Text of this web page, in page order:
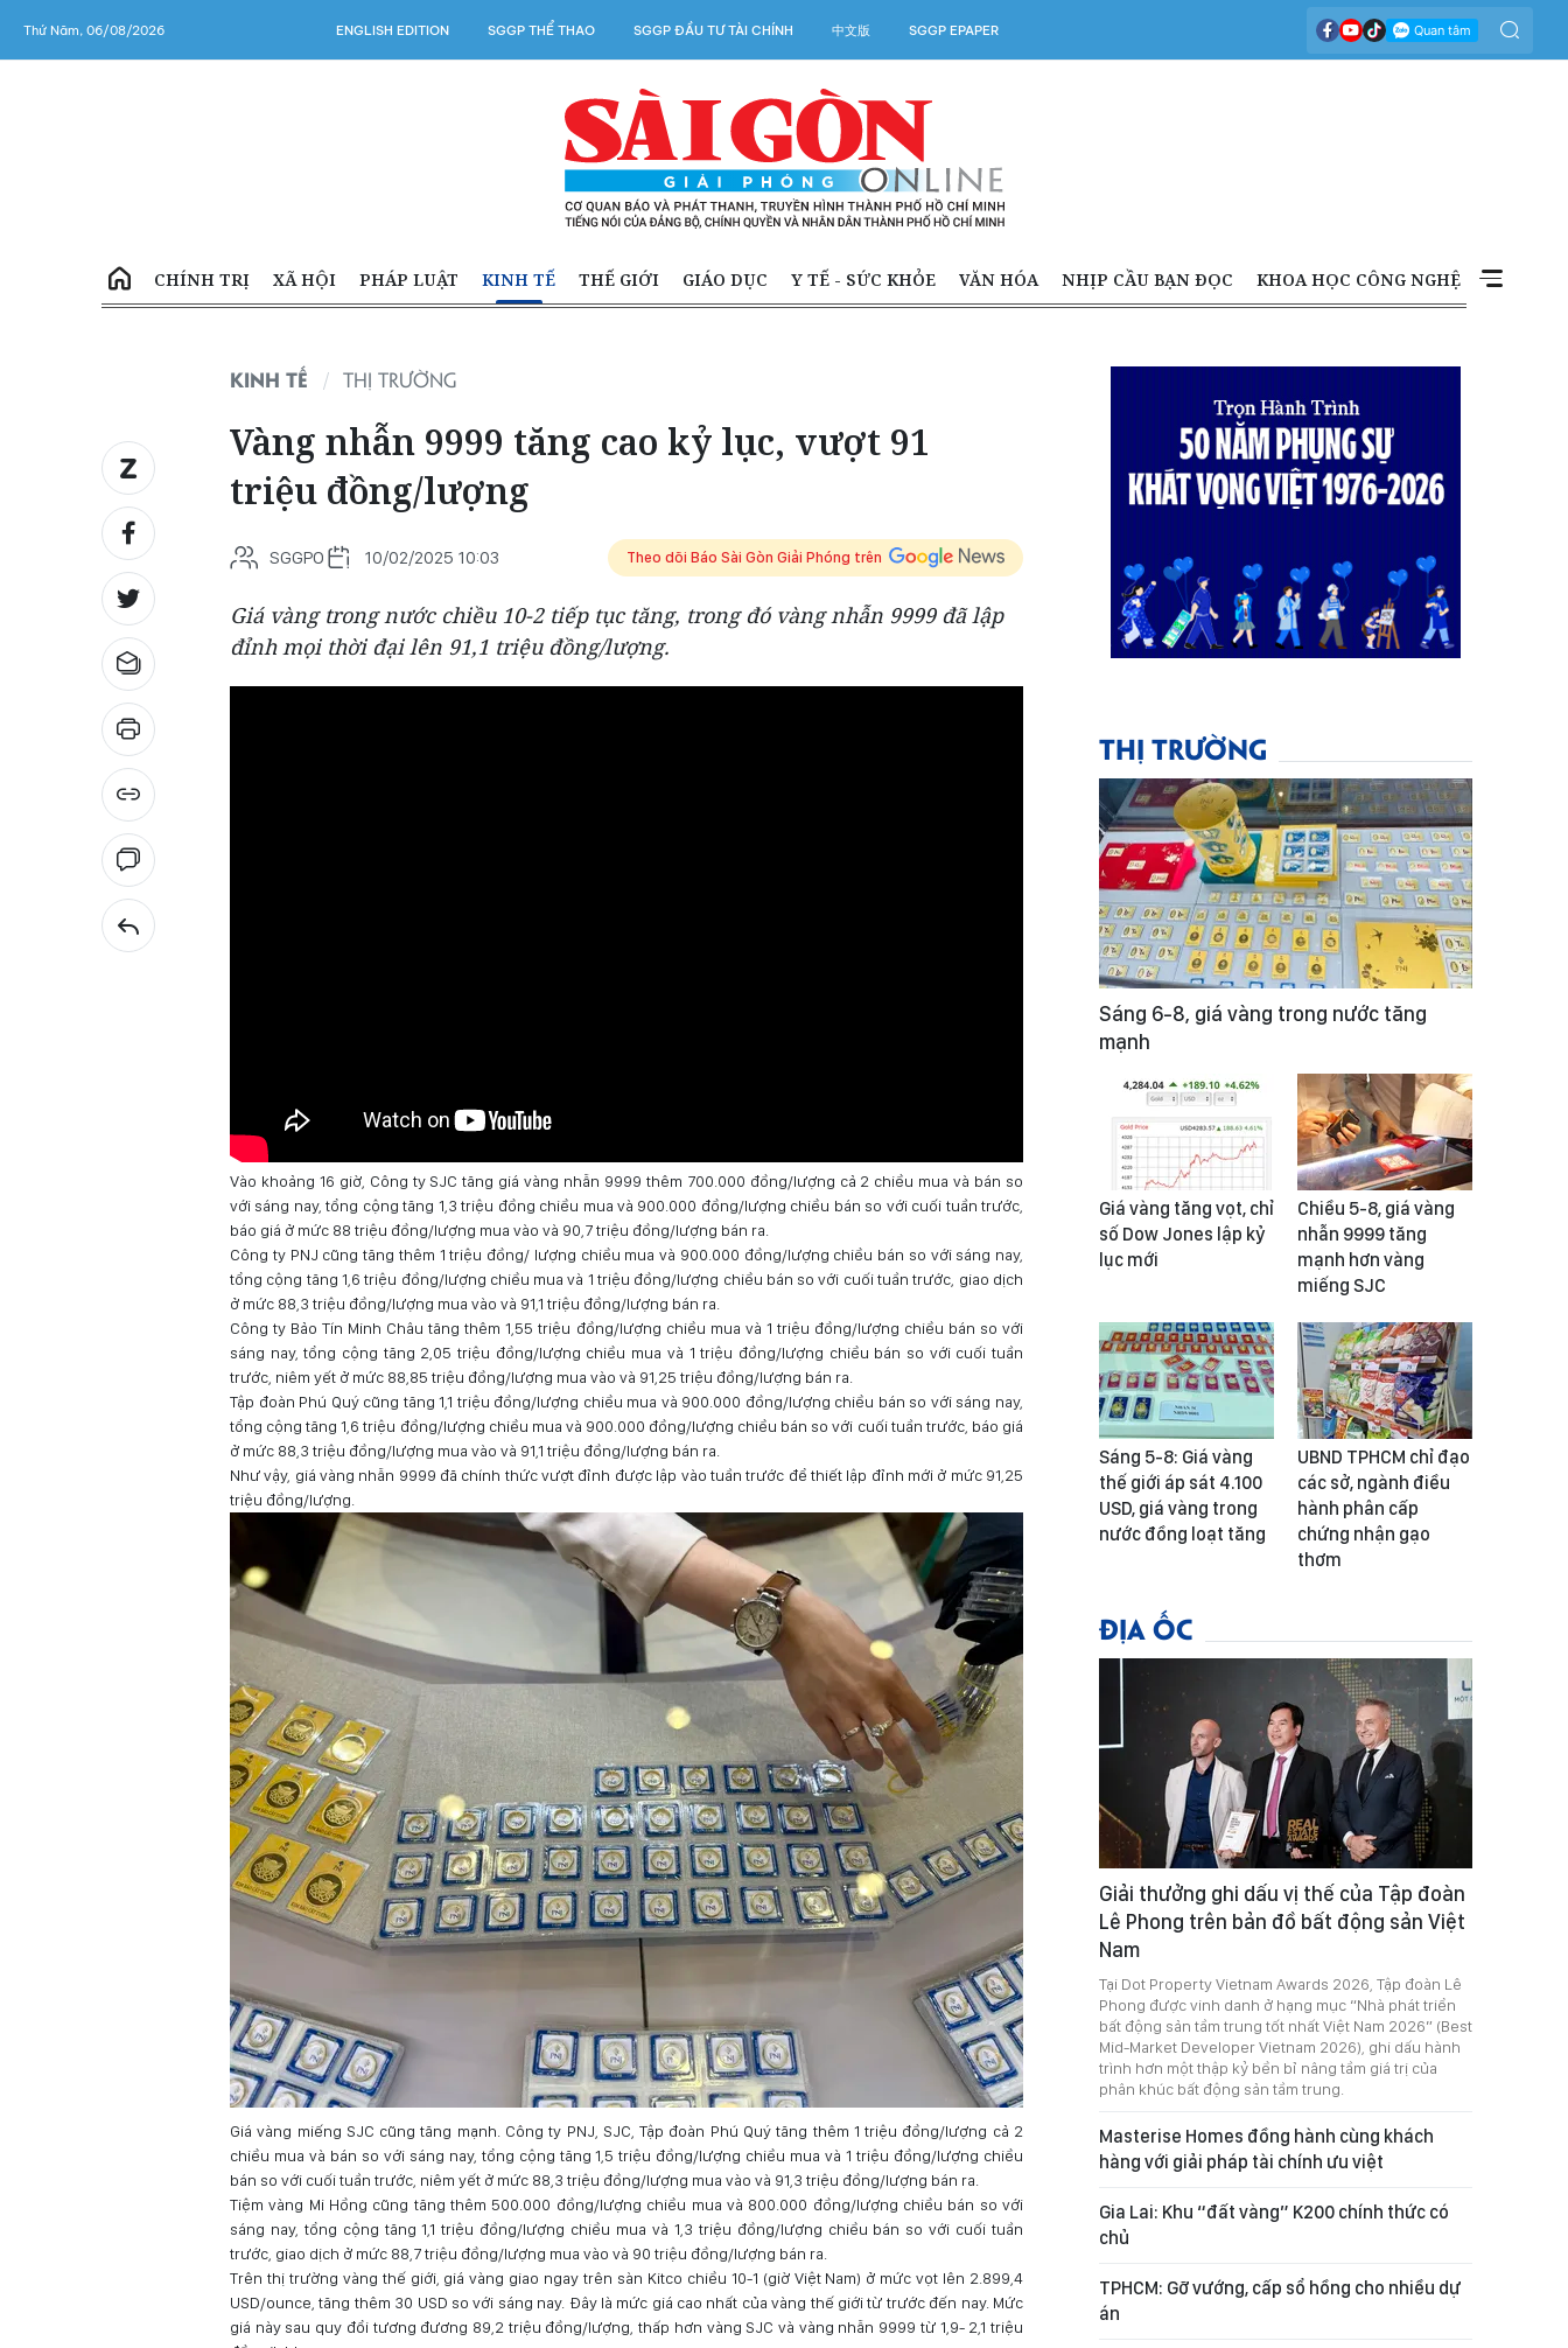
Thứ Năm, 06/08/2026 ENGLISH EDITION SGGP THỂ THAO SGGP ĐẦU TƯ TÀI CHÍNH 中文版 SGGP EPAPER
CHÍNH TRỊ XÃ HỘI PHÁP LUẬT KINH TẾ THẾ GIỚI GIÁO DỤC Y TẾ - SỨC KHỎE VĂN HÓA NHỊP CẦU BẠN ĐỌC KHOA HỌC CÔNG NGHỆ
KINH TẾ THỊ TRƯỜNG
Vàng nhẫn 9999 tăng cao kỷ lục, vượt 91
triệu đồng/lượng
SGGPO 10/02/2025 10:03 Theo dõi Báo Sài Gòn Giải Phóng trên
Giá vàng trong nước chiều 10-2 tiếp tục tăng, trong đó vàng nhẫn 9999 đã lập
đỉnh mọi thời đại lên 91,1 triệu đồng/lượng.
Vào khoảng 16 giờ, Công ty SJC tăng giá vàng nhẫn 9999 thêm 700.000 đồng/lượng cả 2 chiều mua và bán so
với sáng nay, tổng cộng tăng 1,3 triệu đồng chiều mua và 900.000 đồng/lượng chiều bán so với cuối tuần trước,
báo giá ở mức 88 triệu đồng/lượng mua vào và 90,7 triệu đồng/lượng bán ra.
Công ty PNJ cũng tăng thêm 1 triệu đồng/ lượng chiều mua và 900.000 đồng/lượng chiều bán so với sáng nay,
tổng cộng tăng 1,6 triệu đồng/lượng chiều mua và 1 triệu đồng/lượng chiều bán so với cuối tuần trước, giao dịch
ở mức 88,3 triệu đồng/lượng mua vào và 91,1 triệu đồng/lượng bán ra.
Công ty Bảo Tín Minh Châu tăng thêm 1,55 triệu đồng/lượng chiều mua và 1 triệu đồng/lượng chiều bán so với
sáng nay, tổng cộng tăng 2,05 triệu đồng/lượng chiều mua và 1 triệu đồng/lượng chiều bán so với cuối tuần
trước, niêm yết ở mức 88,85 triệu đồng/lượng mua vào và 91,25 triệu đồng/lượng bán ra.
Tập đoàn Phú Quý cũng tăng 1,1 triệu đồng/lượng chiều mua và 900.000 đồng/lượng chiều bán so với sáng nay,
tổng cộng tăng 1,6 triệu đồng/lượng chiều mua và 900.000 đồng/lượng chiều bán so với cuối tuần trước, báo giá
ở mức 88,3 triệu đồng/lượng mua vào và 91,1 triệu đồng/lượng bán ra.
Như vậy, giá vàng nhẫn 9999 đã chính thức vượt đỉnh được lập vào tuần trước để thiết lập đỉnh mới ở mức 91,25
triệu đồng/lượng.
Giá vàng miếng SJC cũng tăng mạnh. Công ty PNJ, SJC, Tập đoàn Phú Quý tăng thêm 1 triệu đồng/lượng cả 2
chiều mua và bán so với sáng nay, tổng cộng tăng 1,5 triệu đồng/lượng chiều mua và 1 triệu đồng/lượng chiều
bán so với cuối tuần trước, niêm yết ở mức 88,3 triệu đồng/lượng mua vào và 91,3 triệu đồng/lượng bán ra.
Tiệm vàng Mi Hồng cũng tăng thêm 500.000 đồng/lượng chiều mua và 800.000 đồng/lượng chiều bán so với
sáng nay, tổng cộng tăng 1,1 triệu đồng/lượng chiều mua và 1,3 triệu đồng/lượng chiều bán so với cuối tuần
trước, giao dịch ở mức 88,7 triệu đồng/lượng mua vào và 90 triệu đồng/lượng bán ra.
Trên thị trường vàng thế giới, giá vàng giao ngay trên sàn Kitco chiều 10-1 (giờ Việt Nam) ở mức vọt lên 2.899,4
USD/ounce, tăng thêm 30 USD so với sáng nay. Đây là mức giá cao nhất của vàng thế giới từ trước đến nay. Mức
giá này sau quy đổi tương đương 89,2 triệu đồng/lượng, thấp hơn vàng SJC và vàng nhẫn 9999 từ 1,9- 2,1 triệu
THỊ TRƯỜNG
Sáng 6-8, giá vàng trong nước tăng
mạnh
Giá vàng tăng vọt, chỉ
số Dow Jones lập kỷ
lục mới
Chiều 5-8, giá vàng
nhẫn 9999 tăng
mạnh hơn vàng
miếng SJC
Sáng 5-8: Giá vàng
thế giới áp sát 4.100
USD, giá vàng trong
nước đồng loạt tăng
UBND TPHCM chỉ đạo
các sở, ngành điều
hành phân cấp
chứng nhận gạo
thơm
ĐỊA ỐC
Giải thưởng ghi dấu vị thế của Tập đoàn
Lê Phong trên bản đồ bất động sản Việt
Nam
Tại Dot Property Vietnam Awards 2026, Tập đoàn Lê
Phong được vinh danh ở hạng mục “Nhà phát triển
bất động sản tầm trung tốt nhất Việt Nam 2026” (Best
Mid-Market Developer Vietnam 2026), ghi dấu hành
trình hơn một thập kỷ bền bỉ nâng tầm giá trị của
phân khúc bất động sản tầm trung.
Masterise Homes đồng hành cùng khách
hàng với giải pháp tài chính ưu việt
Gia Lai: Khu “đất vàng” K200 chính thức có
chủ
TPHCM: Gỡ vướng, cấp sổ hồng cho nhiều dự
án